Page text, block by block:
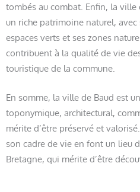
tombés au combat. Enfin, la
un riche patrimoine naturel, avec
espaces verts et ses zones
contribuent à la qualité de vie
touristique de la commune.
En somme, la ville de Baud est
toponymique, architectural,
mérite d’être préservé et
son cadre de vie en font un lieu
Bretagne, qui mérite d’être